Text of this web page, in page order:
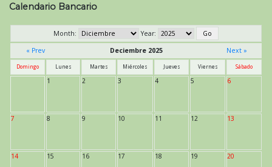
Calendario Bancario
Month:
Year:
« Prev
Deciembre 2025 Next »
Domingo Lunes Martes Miércoles Jueves Viernes Sábado
1 2 3 4 5 6
7 8 9 10 11 12 13
14 15 16 17 18 19 20